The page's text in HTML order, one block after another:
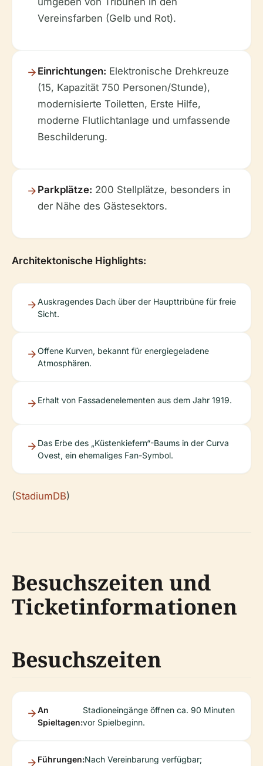
Vereinsfarben (Gelb und Rot).
Einrichtungen: Elektronische Drehkreuze
(15, Kapazität 750 Personen/Stunde),
modernisierte Toiletten, Erste Hilfe,
moderne Flutlichtanlage und umfassende
Beschilderung.
Parkplätze: 200 Stellplätze, besonders in
der Nähe des Gästesektors.
Architektonische Highlights:
Auskragendes Dach über der Haupttribüne für freie
Sicht.
Offene Kurven, bekannt für energiegeladene
Atmosphären.
Erhalt von Fassadenelementen aus dem Jahr 1919.
Das Erbe des „Küstenkiefern“-Baums in der Curva
Ovest, ein ehemaliges Fan-Symbol.
(StadiumDB)
Besuchszeiten und
Ticketinformationen
Besuchszeiten
An
Spieltagen:
Stadioneingänge öffnen ca. 90 Minuten
vor Spielbeginn.
Führungen:Nach Vereinbarung verfügbar;